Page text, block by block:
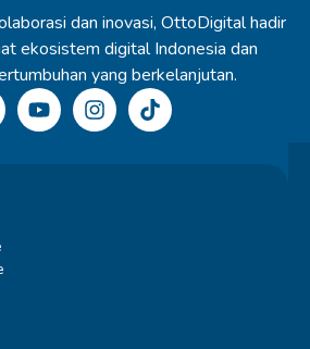
dan inovasi, OttoDigital hadir
ekosistem digital Indonesia dan
yang berkelanjutan.